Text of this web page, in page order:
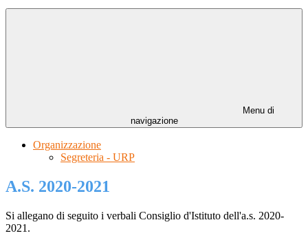
Menu di
navigazione
Organizzazione
Segreteria - URP
A.S. 2020-2021
Si allegano di seguito i verbali Consiglio d'Istituto dell'a.s. 2020-
2021.